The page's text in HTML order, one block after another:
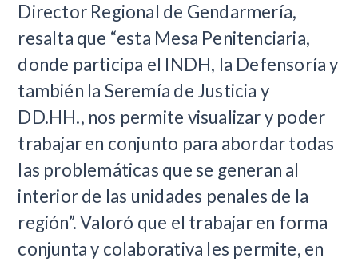
Director Regional de Gendarmería,
resalta que “esta Mesa Penitenciaria,
donde participa el INDH, la Defensoría y
también la Seremía de Justicia y
DD.HH., nos permite visualizar y poder
trabajar en conjunto para abordar todas
las problemáticas que se generan al
interior de las unidades penales de la
región”. Valoró que el trabajar en forma
conjunta y colaborativa les permite, en